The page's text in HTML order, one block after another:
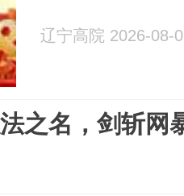
辽宁高院 2026-08-
之名，剑斩网